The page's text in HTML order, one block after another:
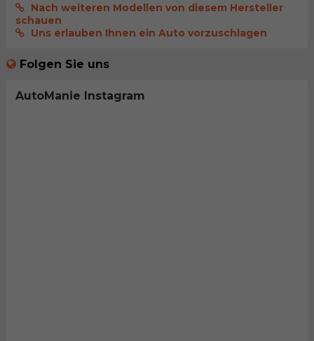
Nach weiteren Modellen von diesem Hersteller
schauen
Uns erlauben Ihnen ein Auto vorzuschlagen
Folgen Sie uns
AutoManie Instagram